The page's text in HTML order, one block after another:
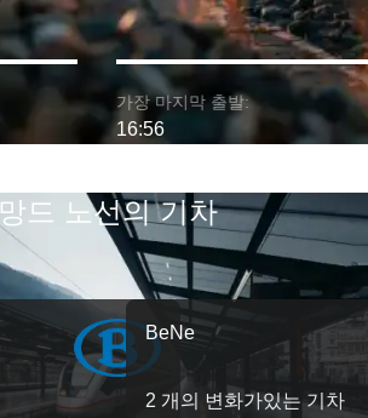
가장 마지막 출발:
16:56
드 노선의 기차
BeNe
2 개의 변화가있는 기차